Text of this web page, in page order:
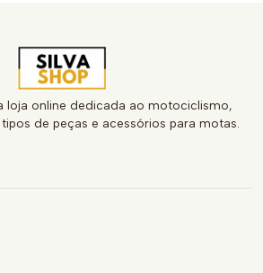
loja online dedicada ao motociclismo,
de peças e acessórios para motas.